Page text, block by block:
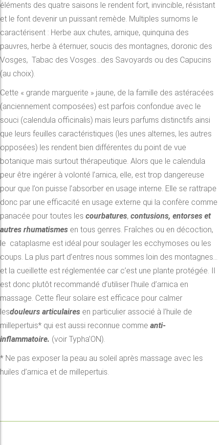
éléments des quatre saisons le rendent fort, invincible, résistant
et le font devenir un puissant remède. Multiples surnoms le
caractérisent : Herbe aux chutes, arnique, quinquina des
pauvres, herbe à éternuer, soucis des montagnes, doronic des
Vosges, Tabac des Vosges…des Savoyards ou des Capucins
(au choix).
Cette « grande marguerite » jaune, de la famille des astéracées
(anciennement composées) est parfois confondue avec le
souci (calendula officinalis) mais leurs parfums distinctifs ainsi
que leurs feuilles caractéristiques (les unes alternes, les autres
opposées) les rendent bien différentes du point de vue
botanique mais surtout thérapeutique. Alors que le calendula
peur être ingérer à volonté l’arnica, elle, est trop dangereuse
pour que l’on puisse l’absorber en usage interne. Elle se rattrape
donc par une efficacité en usage externe qui la confère comme
panacée pour toutes les courbatures, contusions, entorses et
autres rhumatismes en tous genres. Fraîches ou en décoction,
le cataplasme est idéal pour soulager les ecchymoses ou les
coups. La plus part d’entres nous sommes loin des montagnes…
et la cueillette est réglementée car c’est une plante protégée. Il
est donc plutôt recommandé d’utiliser l’huile d’arnica en
massage. Cette fleur solaire est efficace pour calmer
lesdouleurs articulaires en particulier associé à l’huile de
millepertuis* qui est aussi reconnue comme anti-
inflammatoire. (voir Typha’ON).
* Ne pas exposer la peau au soleil après massage avec les
huiles d’arnica et de millepertuis.